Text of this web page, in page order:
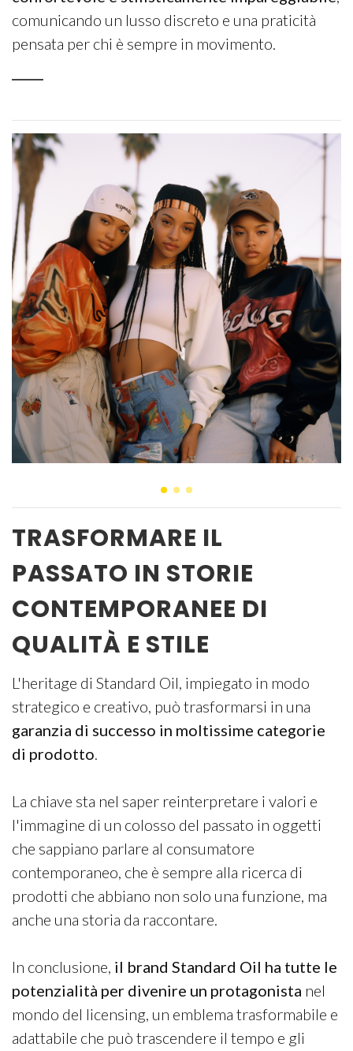
comunicando un lusso discreto e una praticità
pensata per chi è sempre in movimento.
TRASFORMARE IL
PASSATO IN STORIE
CONTEMPORANEE DI
QUALITÀ E STILE
L'heritage di Standard Oil, impiegato in modo
strategico e creativo, può trasformarsi in una
garanzia di successo in moltissime categorie
di prodotto.
La chiave sta nel saper reinterpretare i valori e
l'immagine di un colosso del passato in oggetti
che sappiano parlare al consumatore
contemporaneo, che è sempre alla ricerca di
prodotti che abbiano non solo una funzione, ma
anche una storia da raccontare.
In conclusione, il brand Standard Oil ha tutte le
potenzialità per divenire un protagonista nel
mondo del licensing, un emblema trasformabile e
adattabile che può trascendere il tempo e gli